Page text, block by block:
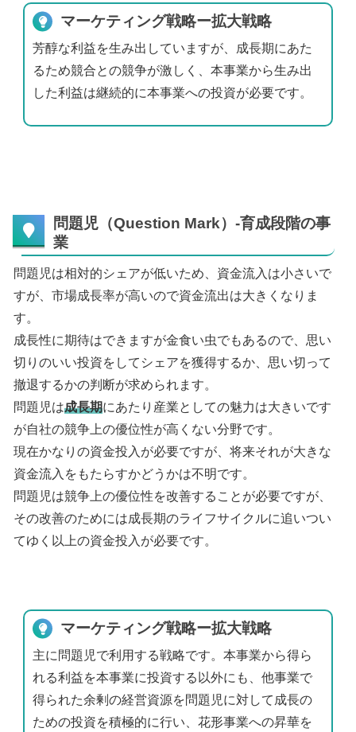
マーケティング戦略ー拡大戦略
芳醇な利益を生み出していますが、成長期にあた
るため競合との競争が激しく、本事業から生み出
した利益は継続的に本事業への投資が必要です。
問題児（Question Mark）-育成段階の事
業
問題児は相対的シェアが低いため、資金流入は小さいで
すが、市場成長率が高いので資金流出は大きくなりま
す。
成長性に期待はできますが金食い虫でもあるので、思い
切りのいい投資をしてシェアを獲得するか、思い切って
撤退するかの判断が求められます。
問題児は成長期にあたり産業としての魅力は大きいです
が自社の競争上の優位性が高くない分野です。
現在かなりの資金投入が必要ですが、将来それが大きな
資金流入をもたらすかどうかは不明です。
問題児は競争上の優位性を改善することが必要ですが、
その改善のためには成長期のライフサイクルに追いつい
てゆく以上の資金投入が必要です。
マーケティング戦略ー拡大戦略
主に問題児で利用する戦略です。本事業から得ら
れる利益を本事業に投資する以外にも、他事業で
得られた余剰の経営資源を問題児に対して成長の
ための投資を積極的に行い、花形事業への昇華を